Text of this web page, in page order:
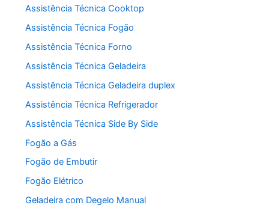
Assistência Técnica Cooktop
Assistência Técnica Fogão
Assistência Técnica Forno
Assistência Técnica Geladeira
Assistência Técnica Geladeira duplex
Assistência Técnica Refrigerador
Assistência Técnica Side By Side
Fogão a Gás
Fogão de Embutir
Fogão Elétrico
Geladeira com Degelo Manual